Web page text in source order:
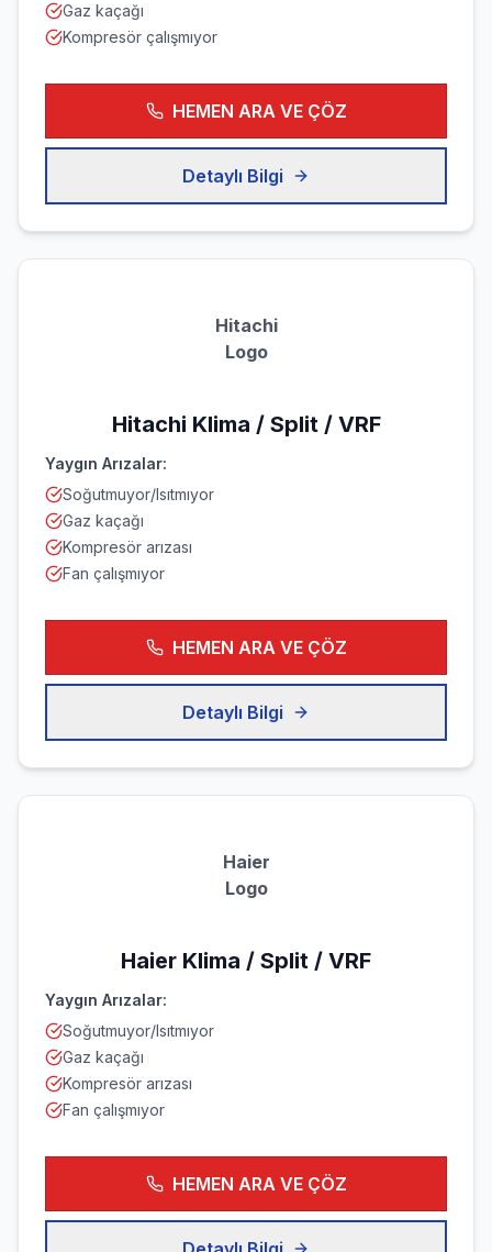
Gaz kaçağı
Kompresör çalışmıyor
HEMEN ARA VE ÇÖZ
Detaylı Bilgi
Hitachi
Logo
Hitachi Klima / Split / VRF
Yaygın Arızalar:
Soğutmuyor/Isıtmıyor
Gaz kaçağı
Kompresör arızası
Fan çalışmıyor
HEMEN ARA VE ÇÖZ
Detaylı Bilgi
Haier
Logo
Haier Klima / Split / VRF
Yaygın Arızalar:
Soğutmuyor/Isıtmıyor
Gaz kaçağı
Kompresör arızası
Fan çalışmıyor
HEMEN ARA VE ÇÖZ